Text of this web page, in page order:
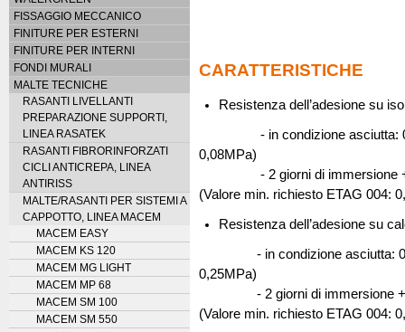
CARATTERISTICHE
Resistenza dell’adesione su
- in condizione asciutta: 0,12
0,08MPa)
- 2 giorni di immersione + 2
(Valore min. richiesto ETAG 004:
Resistenza dell’adesione su
- in condizione asciutta: 0,80
0,25MPa)
- 2 giorni di immersione + 2
(Valore min. richiesto ETAG 004:
FISSAGGIO MECCANICO
FINITURE PER ESTERNI
FINITURE PER INTERNI
FONDI MURALI
MALTE TECNICHE
RASANTI LIVELLANTI
PREPARAZIONE SUPPORTI,
LINEA RASATEK
RASANTI FIBRORINFORZATI
CICLI ANTICREPA, LINEA
ANTIRISS
MALTE/RASANTI PER SISTEMI A
CAPPOTTO, LINEA MACEM
MACEM EASY
MACEM KS 120
MACEM MG LIGHT
MACEM MP 68
MACEM SM 100
MACEM SM 550